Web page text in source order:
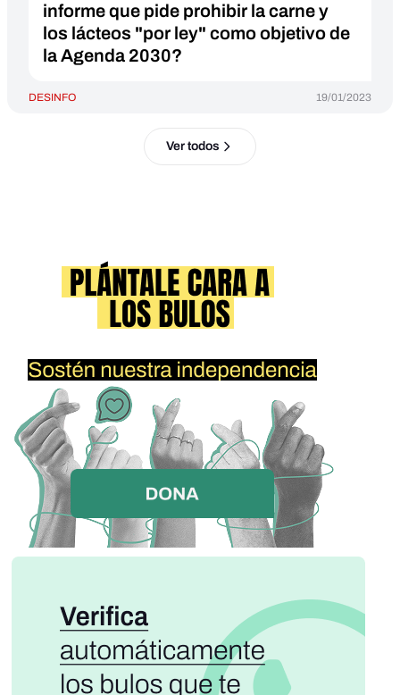
informe que pide prohibir la carne y
los lácteos "por ley" como objetivo de
la Agenda 2030?
DESINFO 19/01/2023
Ver todos